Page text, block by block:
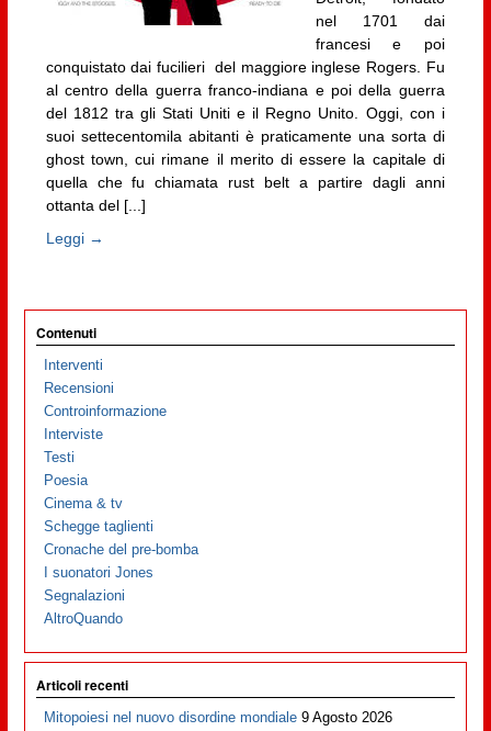
nel 1701 dai
francesi e poi
conquistato dai fucilieri del maggiore inglese Rogers. Fu
al centro della guerra franco-indiana e poi della guerra
del 1812 tra gli Stati Uniti e il Regno Unito. Oggi, con i
suoi settecentomila abitanti è praticamente una sorta di
ghost town, cui rimane il merito di essere la capitale di
quella che fu chiamata rust belt a partire dagli anni
ottanta del [...]
Leggi →
Contenuti
Interventi
Recensioni
Controinformazione
Interviste
Testi
Poesia
Cinema & tv
Schegge taglienti
Cronache del pre-bomba
I suonatori Jones
Segnalazioni
AltroQuando
Articoli recenti
Mitopoiesi nel nuovo disordine mondiale 9 Agosto 2026